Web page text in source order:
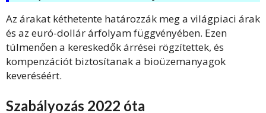
Az árakat kéthetente határozzák meg a világpiaci árak
és az euró-dollár árfolyam függvényében. Ezen
túlmenően a kereskedők árrései rögzítettek, és
kompenzációt biztosítanak a bioüzemanyagok
keveréséért.
Szabályozás 2022 óta